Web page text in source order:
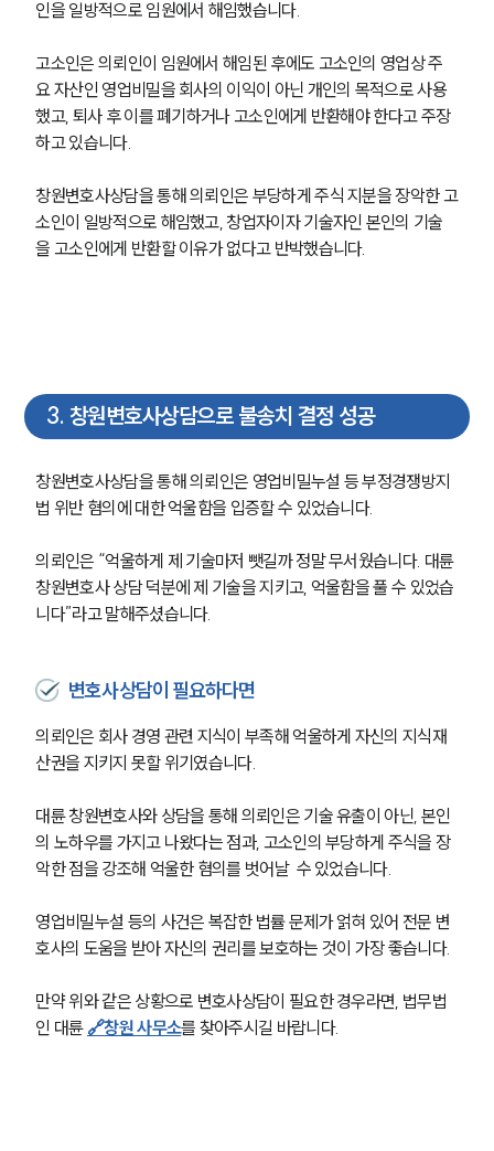
인을 일방적으로 임원에서 해임했습니다.
고소인은 의뢰인이 임원에서 해임된 후에도 고소인의 영업상 주
요 자산인 영업비밀을 회사의 이익이 아닌 개인의 목적으로 사용
했고, 퇴사 후 이를 폐기하거나 고소인에게 반환해야 한다고 주장
하고 있습니다.
창원변호사상담을 통해 의뢰인은 부당하게 주식 지분을 장악한 고
소인이 일방적으로 해임했고, 창업자이자 기술자인 본인의 기술
을 고소인에게 반환할 이유가 없다고 반박했습니다.
3. 창원변호사상담으로 불송치 결정 성공
창원변호사상담을 통해 의뢰인은 영업비밀누설 등 부정경쟁방지
법 위반 혐의에 대한 억울함을 입증할 수 있었습니다.
의뢰인은 “억울하게 제 기술마저 뺏길까 정말 무서웠습니다. 대륜
창원변호사 상담 덕분에 제 기술을 지키고, 억울함을 풀 수 있었습
니다”라고 말해주셨습니다.
변호사상담이 필요하다면
의뢰인은 회사 경영 관련 지식이 부족해 억울하게 자신의 지식재
산권을 지키지 못할 위기였습니다.
대륜 창원변호사와 상담을 통해 의뢰인은 기술 유출이 아닌, 본인
의 노하우를 가지고 나왔다는 점과, 고소인의 부당하게 주식을 장
악한 점을 강조해 억울한 혐의를 벗어날  수 있었습니다.
영업비밀누설 등의 사건은 복잡한 법률 문제가 얽혀 있어 전문 변
호사의 도움을 받아 자신의 권리를 보호하는 것이 가장 좋습니다.
만약 위와 같은 상황으로 변호사상담이 필요한 경우라면, 법무법
인 대륜 🔗창원 사무소를 찾아주시길 바랍니다.